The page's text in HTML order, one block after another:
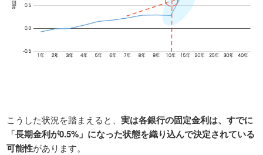
こうした状況を踏まえると、 実は各銀行の固定金利は、すでに
「長期金利が0.5%」になった状態を織り込んで決定されている
可能性があります。